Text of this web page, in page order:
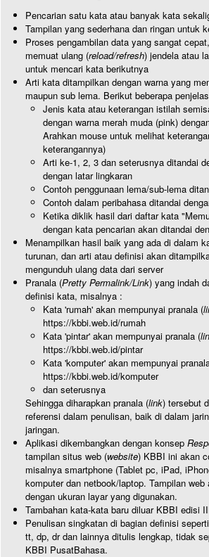
Pencarian satu kata atau banyak kata
Tampilan yang sederhana dan ringan untuk
Proses pengambilan data yang sangat
memuat ulang (reload/refresh) jendela atau
untuk mencari kata berikutnya
Arti kata ditampilkan dengan warna yang
maupun sub lema. Berikut beberapa
Jenis kata atau keterangan istilah
dengan warna merah muda (pink)
Arahkan mouse untuk melihat
keterangannya)
Arti ke-1, 2, 3 dan seterusnya ditandai
dengan latar lingkaran
Contoh penggunaan lema/sub-lema
Contoh dalam peribahasa ditandai
Ketika diklik hasil dari daftar kata
dengan kata pencarian akan ditandai
Menampilkan hasil baik yang ada di dalam
turunan, dan arti atau definisi akan
mengunduh ulang data dari server
Pranala (Pretty Permalink/Link) yang indah
definisi kata, misalnya :
Kata 'rumah' akan mempunyai pranala (
https://kbbi.web.id/rumah
Kata 'pintar' akan mempunyai pranala (
https://kbbi.web.id/pintar
Kata 'komputer' akan mempunyai
https://kbbi.web.id/komputer
dan seterusnya
Sehingga diharapkan pranala (link) tersebut
referensi dalam penulisan, baik di dalam
jaringan.
Aplikasi dikembangkan dengan konsep
tampilan situs web (website) KBBI ini akan
misalnya smartphone (Tablet pc, iPad,
komputer dan netbook/laptop. Tampilan
dengan ukuran layar yang digunakan.
Tambahan kata-kata baru diluar KBBI edisi
Penulisan singkatan di bagian definisi
tt, dp, dr dan lainnya ditulis lengkap, tidak
KBBI PusatBahasa.